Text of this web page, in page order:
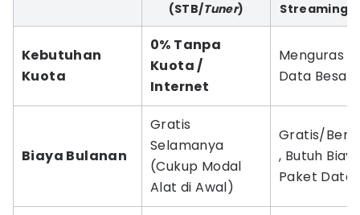
(STB/Tuner)
Streaming/
Kebutuhan
Kuota
0% Tanpa
Kuota /
Internet
Menguras
Data Besar
Biaya Bulanan
Gratis
Selamanya
(Cukup Modal
Alat di Awal)
Gratis/
, Butuh
Paket Data